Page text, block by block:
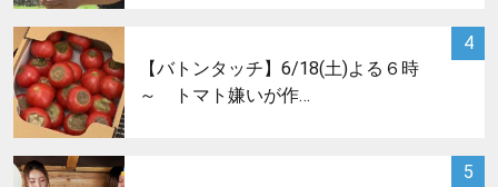
4
【バトンタッチ】6/18(土)よる６時
～ トマト嫌いが作…
5
サムネイル